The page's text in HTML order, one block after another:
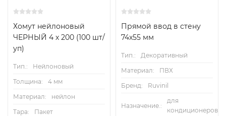
Хомут нейлоновый
ЧЕРНЫЙ 4 х 200 (100 шт/
уп)
Тип.:
Нейлоновый
Толщина:
4 мм
Материал:
нейлон
Тара:
Пакет
Прямой ввод в стену
74х55 мм
Тип.:
Декоративный
Материал:
ПВХ
Бренд:
Ruvinil
Назначение.:
для
кондиционеров